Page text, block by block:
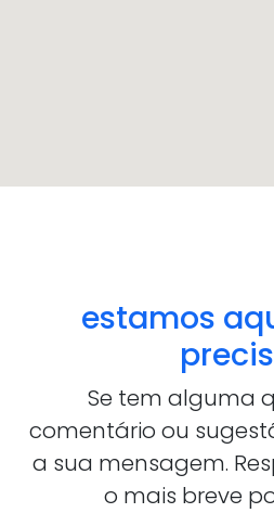
estamos
Se tem alguma
comentário ou
a sua mensagem.
o mais breve